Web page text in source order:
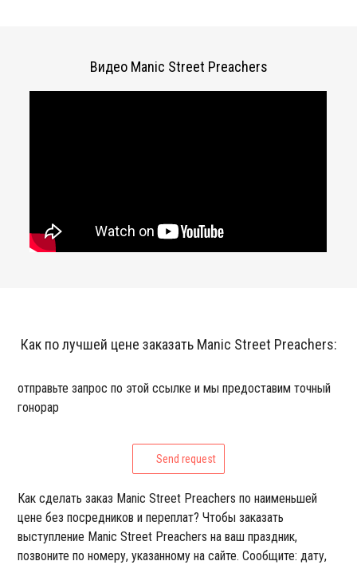
Видео Manic Street Preachers
Как по лучшей цене заказать Manic Street Preachers:
отправьте запрос по этой ссылке и мы предоставим точный
гонорар
Send request
Как сделать заказ Manic Street Preachers по наименьшей
цене без посредников и переплат? Чтобы заказать
выступление Manic Street Preachers на ваш праздник,
позвоните по номеру, указанному на сайте. Сообщите: дату,